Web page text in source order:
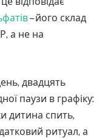
– його склад
а не на
двадцять
паузи в графіку:
дитина спить,
ритуал, а